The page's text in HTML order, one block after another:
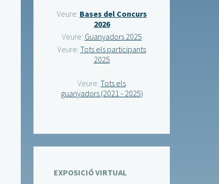
Veure: Bases del Concurs
2026
Veure: Guanyadors 2025
Veure:Tots els participants
2025
Veure:Tots els
guanyadors (2021 - 2025)
EXPOSICIÓ VIRTUAL